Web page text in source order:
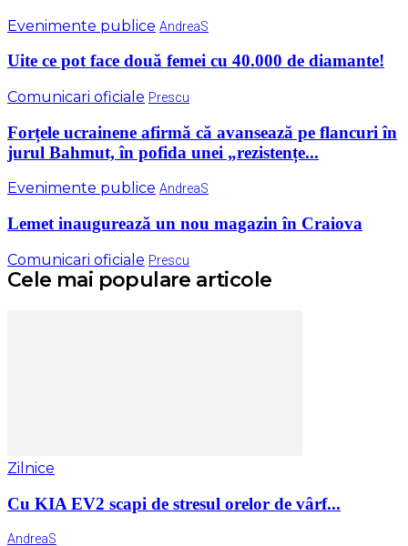
Evenimente publice AndreaS
Uite ce pot face două femei cu 40.000 de diamante!
Comunicari oficiale Prescu
Forțele ucrainene afirmă că avansează pe flancuri în
jurul Bahmut, în pofida unei „rezistențe...
Evenimente publice AndreaS
Lemet inaugurează un nou magazin în Craiova
Comunicari oficiale Prescu
Cele mai populare articole
Zilnice
Cu KIA EV2 scapi de stresul orelor de vârf...
AndreaS